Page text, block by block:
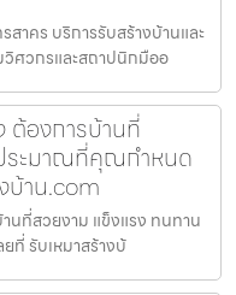
าคร บริการรับสร้างบ้านและ
วิศวกรและสถาปนิกมืออ
ต้องการบ้านที่
ระมาณที่คุณกำหนด
บ้าน.com
นที่สวยงาม แข็งแรง ทนทาน
ที่ รับเหมาสร้างบ้